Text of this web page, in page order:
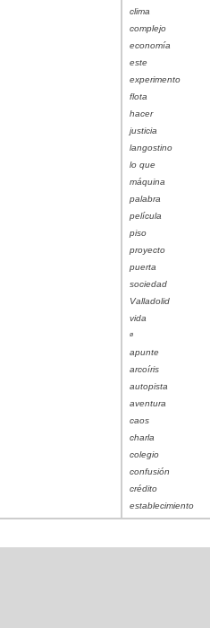
clima
complejo
economía
este
experimento
flota
hacer
justicia
langostino
lo que
máquina
palabra
película
piso
proyecto
puerta
sociedad
Valladolid
vida
ø
apunte
arcoíris
autopista
aventura
caos
charla
colegio
confusión
crédito
establecimiento